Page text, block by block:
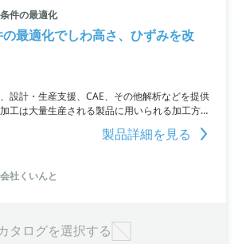
件の最適化
最適化でしわ高さ、ひずみを改
設計・生産支援、CAE、その他解析などを提供
工は大量生産される製品に用いられる加工方法
件を詳しく検討する必要があります。くいんと
ー最適化ソフトウェア「AMDESS」と陽解法動
により、しわ高さやひずみを改善することが可
大相当塑性ひずみの9％減を実現しました。
製品詳細を見る
社くいんと
タログを選択する